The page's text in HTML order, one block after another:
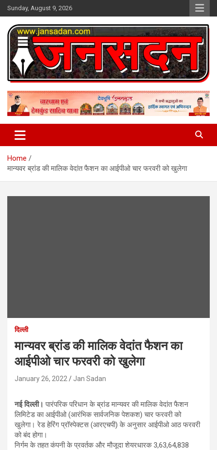
Skip
to
content
Sunday, August 9, 2026
Jan Sadan
Home
मान्यवर ब्रांड की मालिक वेदांत फैशन का आईपीओ चार फरवरी को खुलेगा
दिल्ली
मान्यवर ब्रांड की मालिक वेदांत फैशन का
आईपीओ चार फरवरी को खुलेगा
January 26, 2022 Jan Sadan
नई दिल्ली। पारंपरिक परिधान के ब्रांड मान्यवर की मालिक वेदांत फैशन
लिमिटेड का आईपीओ (आरंभिक सार्वजनिक पेशकश) चार फरवरी को
खुलेगा। रेड हेरिंग प्रॉस्पेक्टस (आरएचपी) के अनुसार आईपीओ आठ फरवरी
को बंद होगा।
निर्गम के तहत कंपनी के प्रवर्तक और मौजूदा शेयरधारक 3,63,64,838